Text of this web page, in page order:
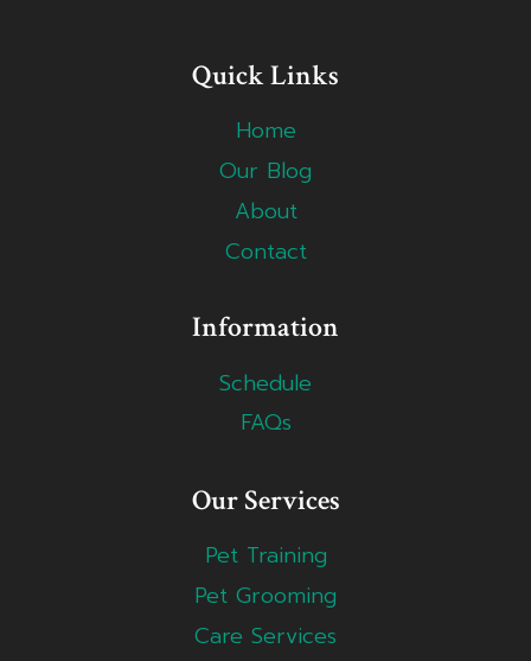
Quick Links
Home
Our Blog
About
Contact
Information
Schedule
FAQs
Our Services
Pet Training
Pet Grooming
Care Services